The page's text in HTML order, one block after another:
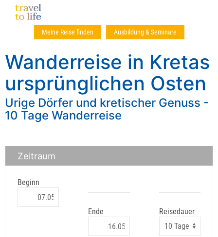
Meine Reise finden Ausbildung & Seminare
Wanderreise in Kretas
ursprünglichen Osten
Urige Dörfer und kretischer Genuss -
10 Tage Wanderreise
Zeitraum
Beginn
Ende Reisedauer